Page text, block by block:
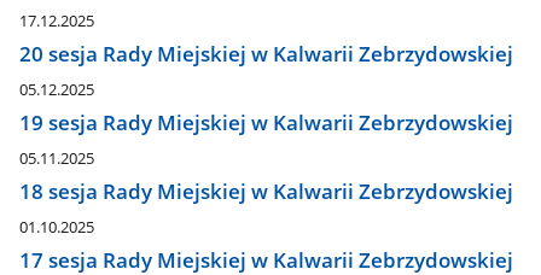
17.12.2025
20 sesja Rady Miejskiej w Kalwarii Zebrzydowskiej
05.12.2025
19 sesja Rady Miejskiej w Kalwarii Zebrzydowskiej
05.11.2025
18 sesja Rady Miejskiej w Kalwarii Zebrzydowskiej
01.10.2025
17 sesja Rady Miejskiej w Kalwarii Zebrzydowskiej